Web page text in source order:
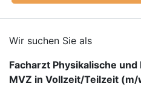
Wir suchen Sie als
Facharzt Physikalische
MVZ in Vollzeit/Teilzeit (m/